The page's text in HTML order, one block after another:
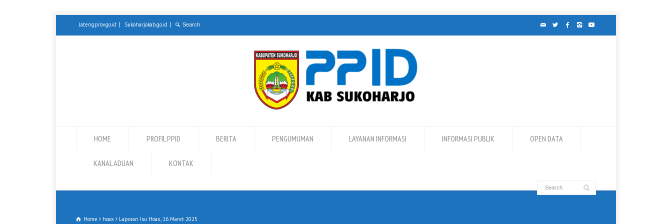
Jatengprov.go.id Sukoharjokab.go.id
HOME PROFIL PPID BERITA PENGUMUMAN LAYANAN INFORMASI INFORMASI PUBLIK OPEN DATA
KANAL ADUAN KONTAK
Home hoax Laporan Isu Hoax, 16 Maret 2025